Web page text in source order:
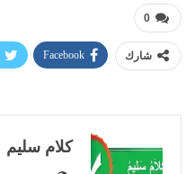
0
شارك Facebook
كلام سليم